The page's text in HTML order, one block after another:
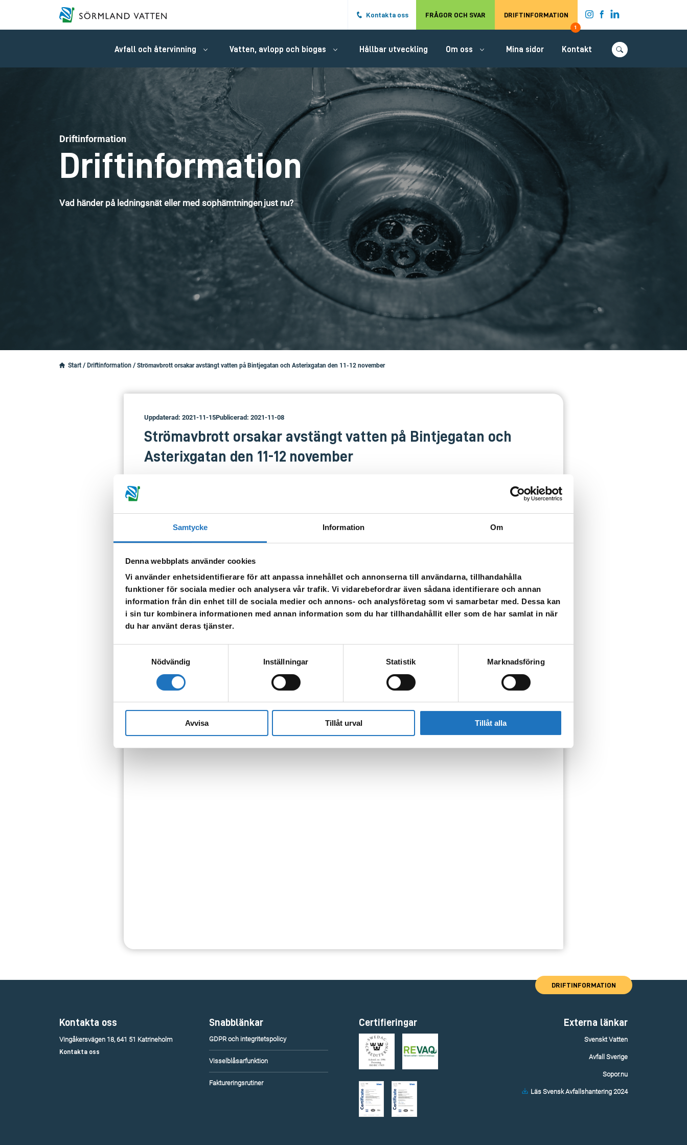
Samtycke Information Om
Denna webbplats använder cookies
Vi använder enhetsidentifierare för att anpassa innehållet och annonserna till användarna, tillhandahålla
funktioner för sociala medier och analysera vår trafik. Vi vidarebefordrar även sådana identifierare och annan
information från din enhet till de sociala medier och annons- och analysföretag som vi samarbetar med. Dessa kan
i sin tur kombinera informationen med annan information som du har tillhandahållit eller som de har samlat in när
du har använt deras tjänster.
Nödvändig
Inställningar Statistik Marknadsföring
Avvisa Tillåt urval Tillåt alla
Hoppa till det huvudsakliga innehållet.
Kontakta oss FRÅGOR OCH SVAR DRIFTINFORMATION
1
Avfall och återvinning Vatten, avlopp och biogas Hållbar utveckling Om oss Mina sidor Kontakt
Driftinformation
Driftinformation
Vad händer på ledningsnät eller med sophämtningen just nu?
Start / Driftinformation / Strömavbrott orsakar avstängt vatten på Bintjegatan och Asterixgatan den 11-12 november
Uppdaterad: 2021-11-15Publicerad: 2021-11-08
Strömavbrott orsakar avstängt vatten på Bintjegatan och
Asterixgatan den 11-12 november
Tappa gärna upp vatten för eget bruk inför aktuell avstängning. Tack på förhand.
TILLBAKA
Anmäl dig till vår sms-tjänst.
som fastighetsägare.
DRIFTINFORMATION
Kontakta oss
Vingåkersvägen 18, 641 51 Katrineholm
Kontakta oss
Snabblänkar
GDPR och integritetspolicy
Visselblåsarfunktion
Faktureringsrutiner
Certifieringar Externa länkar
Svenskt Vatten
Avfall Sverige
Sopor.nu
Läs Svensk Avfallshantering 2024